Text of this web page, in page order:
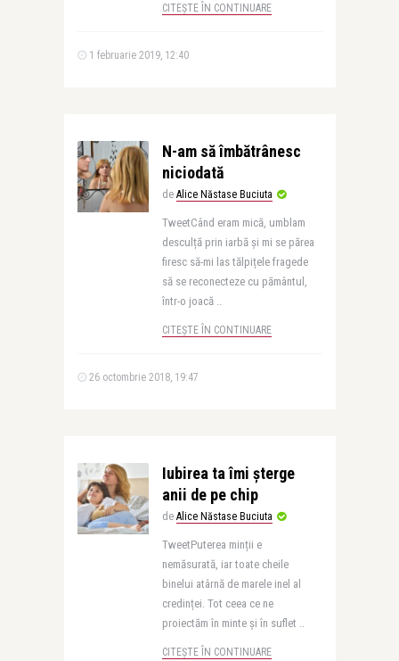
CITEȘTE ÎN CONTINUARE
1 februarie 2019, 12:40
N-am să îmbătrânesc
niciodată
de Alice Năstase Buciuta
TweetCând eram mică, umblam
desculță prin iarbă și mi se părea
firesc să-mi las tălpițele fragede
să se reconecteze cu pământul,
într-o joacă ..
CITEȘTE ÎN CONTINUARE
26 octombrie 2018, 19:47
Iubirea ta îmi șterge
anii de pe chip
de Alice Năstase Buciuta
TweetPuterea minții e
nemăsurată, iar toate cheile
binelui atârnă de marele inel al
credinței. Tot ceea ce ne
proiectăm în minte și în suflet ..
CITEȘTE ÎN CONTINUARE